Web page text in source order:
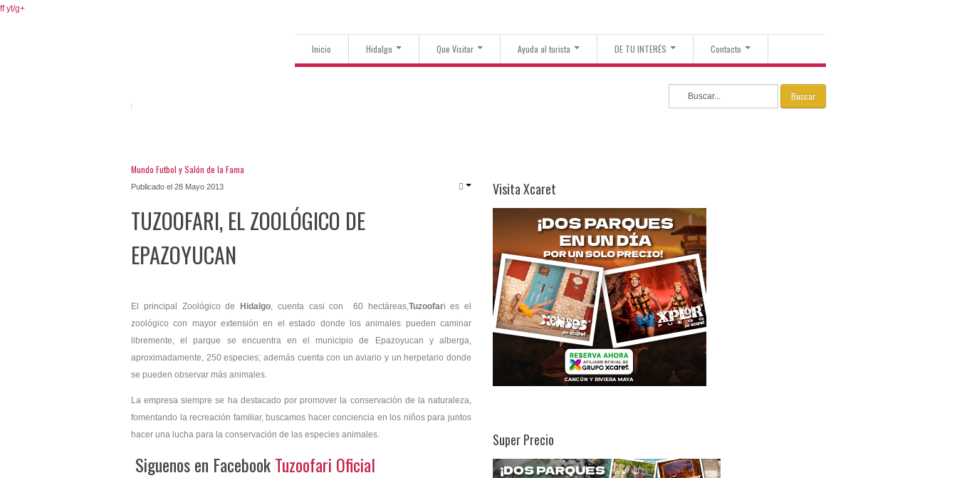
ff yt/g+
Inicio Hidalgo Que Visitar Ayuda al turista DE TU INTERÉS Contacto
Buscar
Mundo Futbol y Salón de la Fama
Publicado el 28 Mayo 2013
TUZOOFARI, EL ZOOLÓGICO DE
EPAZOYUCAN
El principal Zoológico de Hidalgo, cuentacasi con 60 hectáreas,Tuzoofari es el
zoológico con mayor extensión en el estado donde los animales pueden caminar
libremente, el parque se encuentra en el municipio de Epazoyucan y alberga,
aproximadamente, 250 especies; además cuenta con un aviario y un herpetario donde
se pueden observar más animales.
La empresa siempre se ha destacado por promover la conservación de la naturaleza,
fomentando la recreación familiar, buscamos hacer conciencia en los niños para juntos
hacer una lucha para la conservación de las especies animales.
Siguenos en FacebookTuzoofari Oficial
Visita Xcaret
Super Precio